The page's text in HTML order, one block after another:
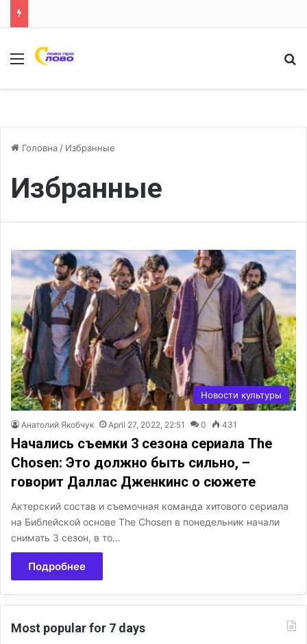
Меню
Головна / Избранные
Избранные
Новости культуры
Анатолий Якобчук April 27, 2022, 22:51 0 431
Начались съемки 3 сезона сериала The
Chosen: Это должно быть сильно, –
говорит Даллас Дженкинс о сюжете
Актерский состав и съемочная команда хитового сериала
на Библейской основе The Chosen в понедельник начали
снимать 3 сезон, в то…
Подробнее
Most popular for 7 days